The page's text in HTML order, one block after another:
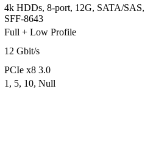
4k HDDs, 8-port, 12G, SATA/SAS,
SFF-8643
Full + Low Profile
12 Gbit/s
PCIe x8 3.0
1, 5, 10, Null